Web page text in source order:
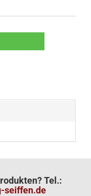
Tel.:
seiffen.de